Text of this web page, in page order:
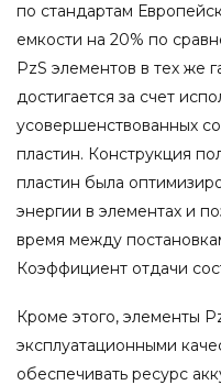
по стандартам
емкости на 20% по
PzS элементов в тех же
достигается за счет
усовершенствованных
пластин. Конструкция
пластин была
энергии в элементах и
время между
Коэффициент отдачи
Кроме этого, элементы
эксплуатационными
обеспечивать ресурс